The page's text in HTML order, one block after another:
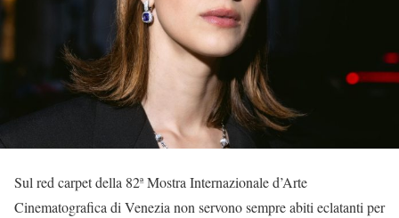
Sul red carpet della 82ª Mostra Internazionale d’Arte
Cinematografica di Venezia non servono sempre abiti eclatanti per